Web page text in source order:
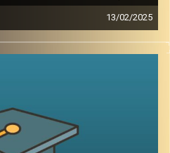
13/02/2025
השנה וחצי האחרונות הציפו
שלנו, בין אם בתשתיות,בריאות,
על כך שעל אף שתקציב החינוך
הגבוהה הוא מהגבוהים באירופה.